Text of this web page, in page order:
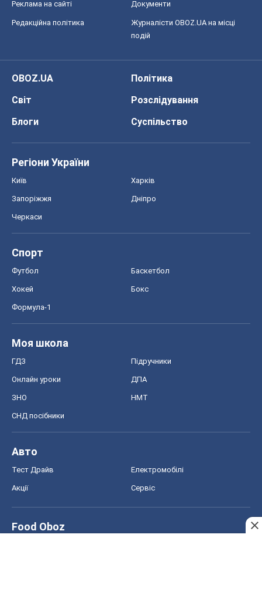
Реклама на сайті Документи
Редакційна політика
Журналісти OBOZ.UA на місці
подій
OBOZ.UA
Політика
Світ
Розслідування
Блоги
Суспільство
Регіони України
Київ Харків
Запоріжжя Дніпро
Черкаси
Спорт
Футбол Баскетбол
Хокей Бокс
Формула-1
Моя школа
ГДЗ Підручники
Онлайн уроки ДПА
ЗНО НМТ
СНД посібники
Авто
Тест Драйв Електромобілі
Акції Сервіс
Food Oboz